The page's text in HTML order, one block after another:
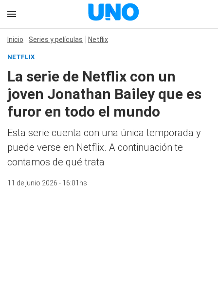
Inicio Series y películas Netflix
NETFLIX
La serie de Netflix con un
joven Jonathan Bailey que es
furor en todo el mundo
Esta serie cuenta con una única temporada y
puede verse en Netflix. A continuación te
contamos de qué trata
11 de junio 2026 - 16:01hs